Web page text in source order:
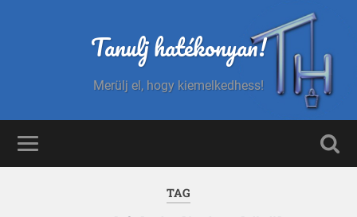
Tanulj hatékonyan!
Merülj el, hogy kiemelkedhess!
TAG